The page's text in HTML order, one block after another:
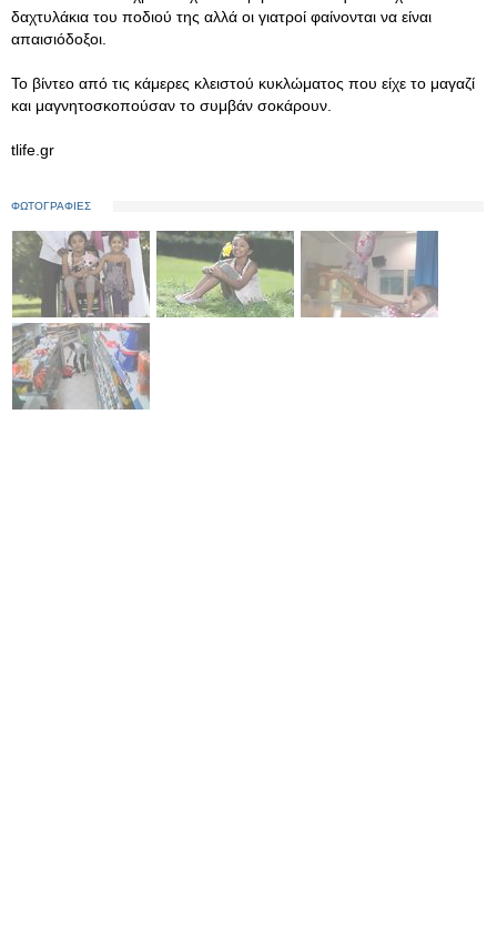
δαχτυλάκια του ποδιού της αλλά οι γιατροί φαίνονται να είναι
απαισιόδοξοι.
Το βίντεο από τις κάμερες κλειστού κυκλώματος που είχε το μαγαζί
και μαγνητοσκοπούσαν το συμβάν σοκάρουν.
tlife.gr
ΦΩΤΟΓΡΑΦΙΕΣ